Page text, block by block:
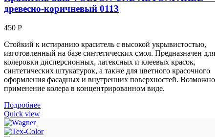
древесно-коричневый 0113
450 Р
Стойкий к истиранию краситель с высокой укрывистостью,
изготовленный на базе синтетических смол. Предназначен для
колеровки дисперсионных, латексных и клеевых красок,
синтетических штукатурок, а также для цветного красочного
оформления фасадных и внутренних поверхностей. Возможно
применение колера в концентрированном виде.
Подробнее
Quick view